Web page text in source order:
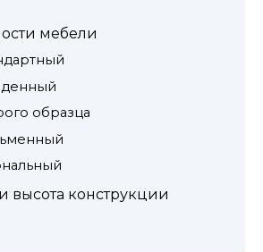
мебели
образца
высота конструкции